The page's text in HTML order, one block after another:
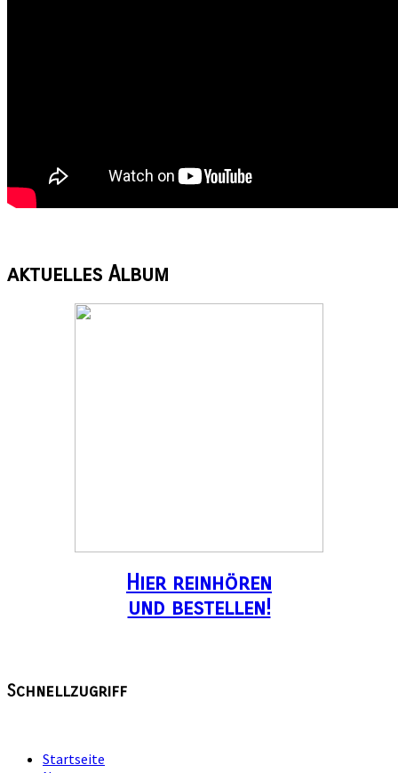
aktuelles Album
Hier reinhören
und bestellen!
Schnellzugriff
Startseite